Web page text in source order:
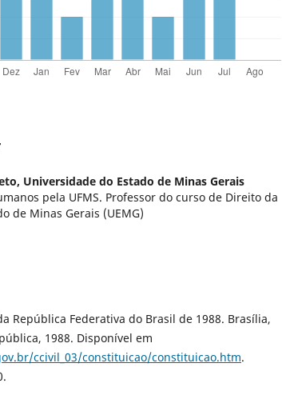
Universidade do Estado de Minas Gerais
pela UFMS. Professor do curso de Direito da
de Minas Gerais (UEMG)
República Federativa do Brasil de 1988. Brasília,
1988. Disponível em
ccivil_03/constituicao/constituicao.htm.